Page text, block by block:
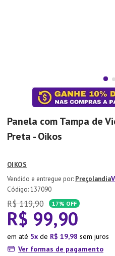
Panela com Tampa de
Preta - Oikos
OIKOS
Preçolandia
:137090
R$ 119,90 17% OFF
R$ 99,90
em até 5 de R$ 19,98 sem juros
Ver formas de pagamento
Aparelho Jantar
Xicara
10º Lixeira